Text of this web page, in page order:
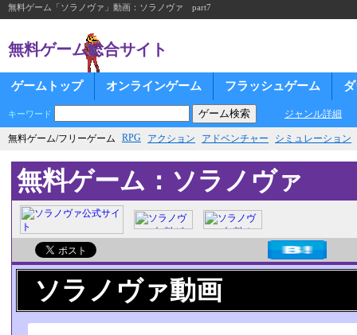
無料ゲーム「ソラノヴァ」動画：ソラノヴァ part7
無料ゲーム総合サイト
ゲームトップ オンラインゲーム フラッシュゲーム
キーワード ジャンル詳細
無料ゲーム/フリーゲーム RPG アクション アドベンチャー シミュレーション
無料ゲーム：ソラノヴァ
ソラノヴァ動画